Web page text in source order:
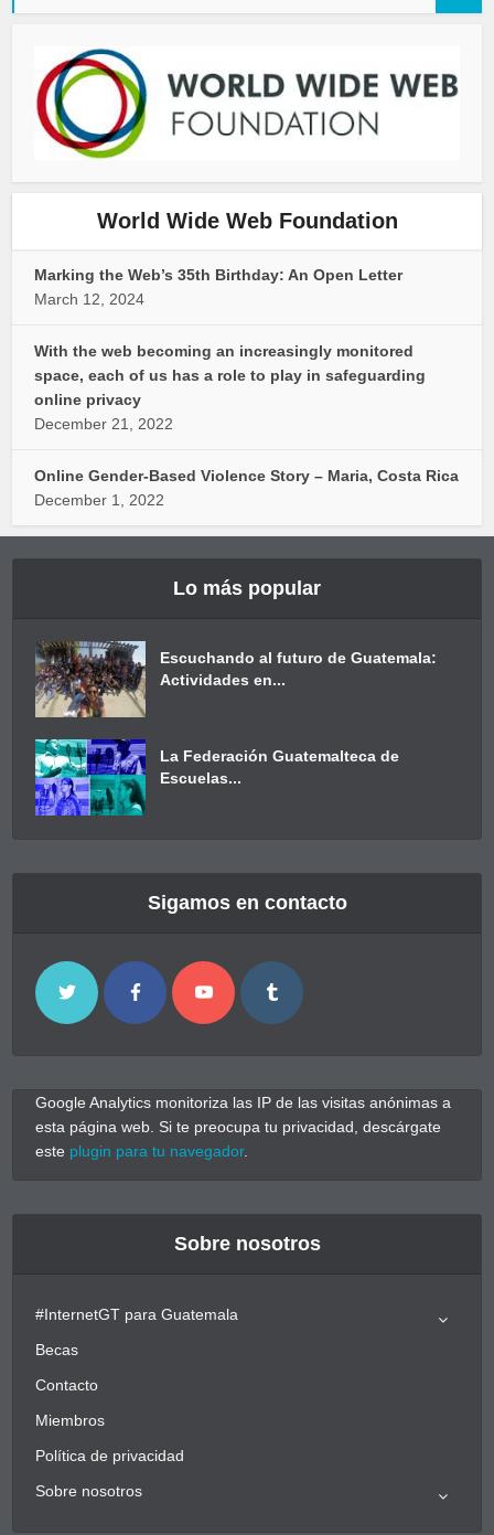
World Wide Web Foundation
Marking the Web’s 35th Birthday: An Open Letter
March 12, 2024
With the web becoming an increasingly monitored
space, each of us has a role to play in safeguarding
online privacy
December 21, 2022
Online Gender-Based Violence Story – Maria, Costa Rica
December 1, 2022
Lo más popular
Escuchando al futuro de Guatemala:
Actividades en...
La Federación Guatemalteca de
Escuelas...
Sigamos en contacto
Google Analytics monitoriza las IP de las visitas anónimas a
esta página web. Si te preocupa tu privacidad, descárgate
este plugin para tu navegador.
Sobre nosotros
#InternetGT para Guatemala
Becas
Contacto
Miembros
Política de privacidad
Sobre nosotros